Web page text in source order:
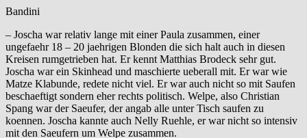
Bandini
– Joscha war relativ lange mit einer Paula zusammen, einer
ungefaehr 18 – 20 jaehrigen Blonden die sich halt auch in diesen
Kreisen rumgetrieben hat. Er kennt Matthias Brodeck sehr gut.
Joscha war ein Skinhead und maschierte ueberall mit. Er war wie
Matze Klabunde, redete nicht viel. Er war auch nicht so mit Saufen
beschaeftigt sondern eher rechts politisch. Welpe, also Christian
Spang war der Saeufer, der angab alle unter Tisch saufen zu
koennen. Joscha kannte auch Nelly Ruehle, er war nicht so intensiv
mit den Saeufern um Welpe zusammen.